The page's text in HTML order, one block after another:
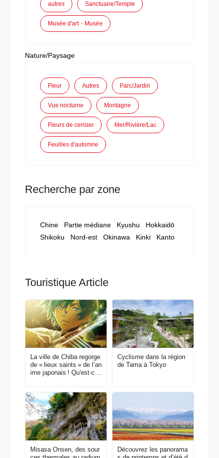
autres Sanctuaire/Temple
Musée d'art・Musée
Nature/Paysage
Fleur Autres Parc/Jardin
Vue nocturne Montagne
Fleurs de cerisier Mer/Rivière/Lac
Feuilles d'automne
Recherche par zone
Chine Partie médiane Kyushu
Hokkaidō
Shikoku
Nord-est Okinawa Kinki Kanto
Touristique Article
La ville de Chiba regorge
de « lieux saints » de l’an
ime japonais ! Qu'est-ce
es animes ?
Cyclisme dans la région
de Tama à Tokyo
Misasa Onsen, des sour
Découvrez les panorama